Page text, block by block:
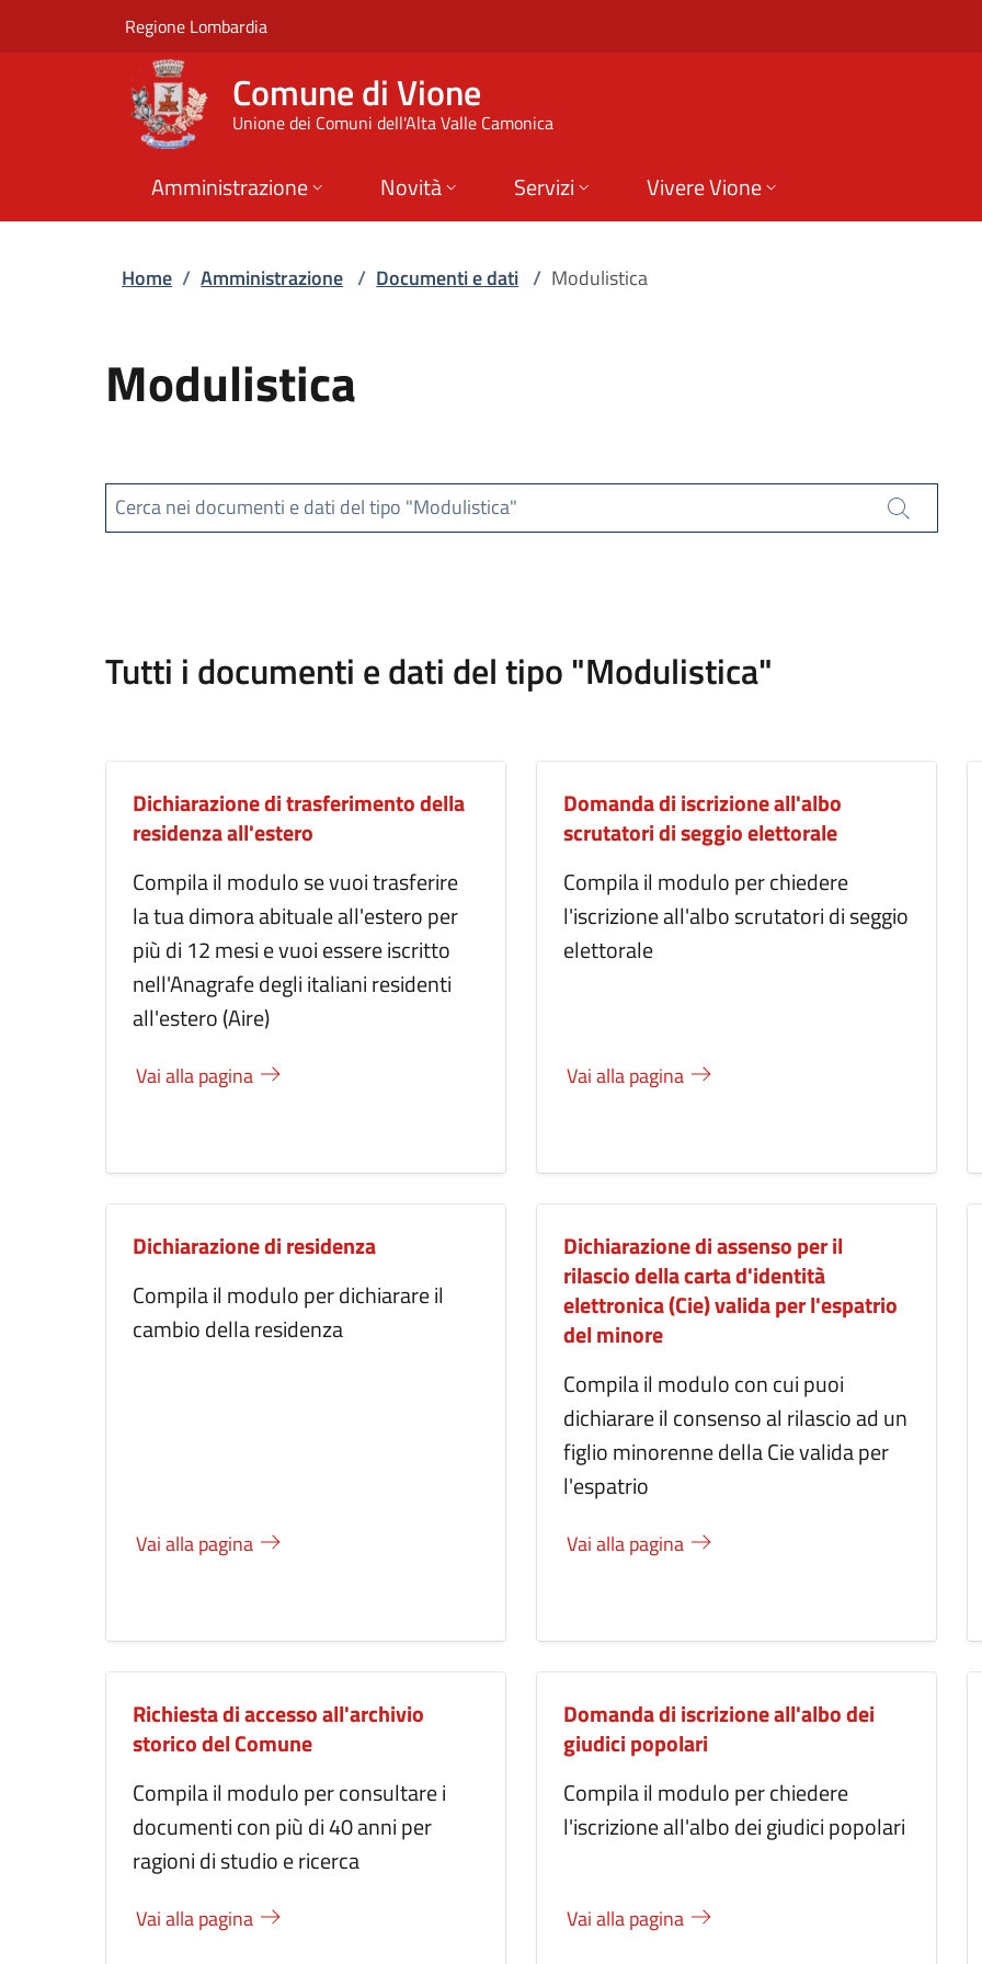
Vai al contenuto principale
Modulistica | Comune di Vione
Regione Lombardia
Comune di Vione
Unione dei Comuni dell'Alta Valle Camonica
Amministrazione Novità Servizi Vivere Vione
Home / Amministrazione / Documenti e dati / Modulistica
Modulistica
Cerca nei documenti e dati del tipo "Modulistica"
Cerca
Tutti i documenti e dati del tipo "Modulistica"
Dichiarazione di trasferimento della
residenza all'estero
Compila il modulo se vuoi trasferire
la tua dimora abituale all'estero per
più di 12 mesi e vuoi essere iscritto
nell'Anagrafe degli italiani residenti
all'estero (Aire)
Vai alla pagina
Domanda di iscrizione all'albo
scrutatori di seggio elettorale
Compila il modulo per chiedere
l'iscrizione all'albo scrutatori di seggio
elettorale
Vai alla pagina
Dichiarazione di residenza
Compila il modulo per dichiarare il
cambio della residenza
Vai alla pagina
Dichiarazione di assenso per il
rilascio della carta d'identità
elettronica (Cie) valida per l'espatrio
del minore
Compila il modulo con cui puoi
dichiarare il consenso al rilascio ad un
figlio minorenne della Cie valida per
l'espatrio
Vai alla pagina
Richiesta di accesso all'archivio
storico del Comune
Compila il modulo per consultare i
documenti con più di 40 anni per
ragioni di studio e ricerca
Vai alla pagina
Domanda di iscrizione all'albo dei
giudici popolari
Compila il modulo per chiedere
l'iscrizione all'albo dei giudici popolari
Vai alla pagina